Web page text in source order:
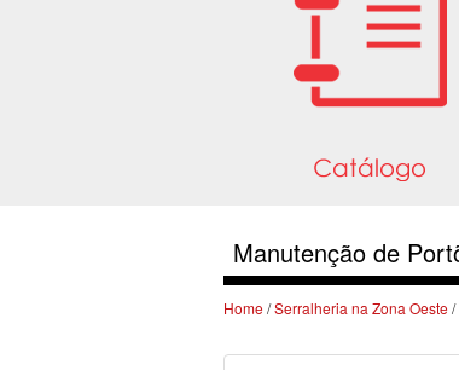
Manutenção de
Home/Serralheria na Zona Oeste/